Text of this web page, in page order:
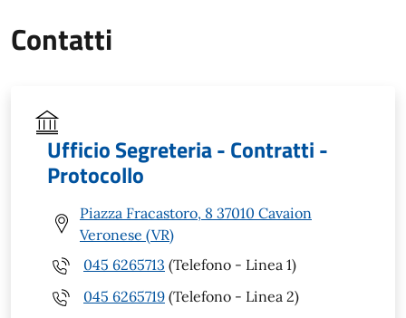
Contatti
Ufficio Segreteria - Contratti -
Protocollo
Piazza Fracastoro, 8 37010 Cavaion
Veronese (VR)
045 6265713 (Telefono - Linea 1)
045 6265719 (Telefono - Linea 2)